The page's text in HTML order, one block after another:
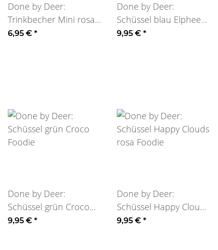
Done by Deer:
Trinkbecher Mini rosa
Clouds Foodie
6,95 € *
Done by Deer:
Schüssel blau Elphee
Foodie
9,95 € *
Done by Deer:
Schüssel grün Croco
Foodie
9,95 € *
Done by Deer:
Schüssel Happy Clouds
rosa Foodie
9,95 € *